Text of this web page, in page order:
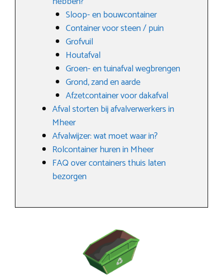
Sloop- en bouwcontainer
Container voor steen / puin
Grofvuil
Houtafval
Groen- en tuinafval wegbrengen
Grond, zand en aarde
Afzetcontainer voor dakafval
Afval storten bij afvalverwerkers in
Mheer
Afvalwijzer: wat moet waar in?
Rolcontainer huren in Mheer
FAQ over containers thuis laten
bezorgen